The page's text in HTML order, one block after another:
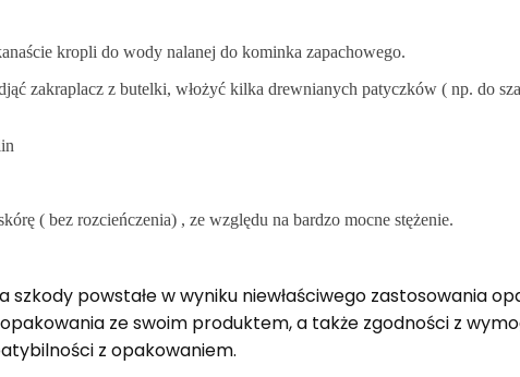
kropli do wody nalanej do kominka zapachowego.
zakraplacz z butelki, włożyć kilka drewnianych patyczków ( np. do
( bez rozcieńczenia) , ze względu na bardzo mocne stężenie.
powstałe w wyniku niewłaściwego zastosowania
ze swoim produktem, a także zgodności z
z opakowaniem.